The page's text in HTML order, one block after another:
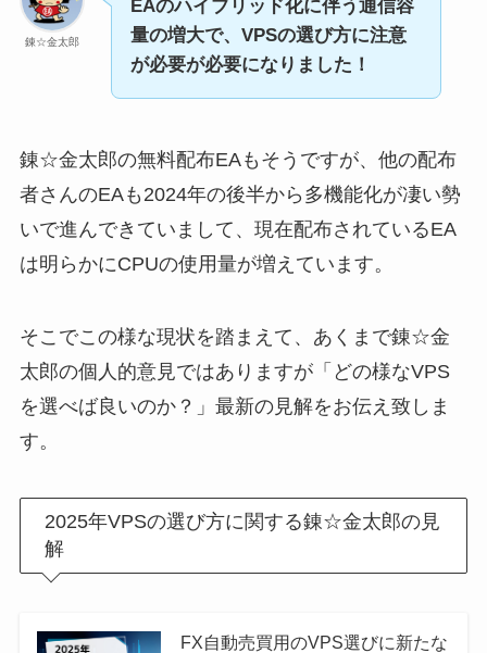
錬☆金太郎
EAのハイブリッド化に伴う通信容
量の増大で、VPSの選び方に注意
が必要が必要になりました！
錬☆金太郎の無料配布EAもそうですが、他の配布
者さんのEAも2024年の後半から多機能化が凄い勢
いで進んできていまして、現在配布されているEA
は明らかにCPUの使用量が増えています。
そこでこの様な現状を踏まえて、あくまで錬☆金
太郎の個人的意見ではありますが「どの様なVPS
を選べば良いのか？」最新の見解をお伝え致しま
す。
2025年VPSの選び方に関する錬☆金太郎の見
解
FX自動売買用のVPS選びに新たな